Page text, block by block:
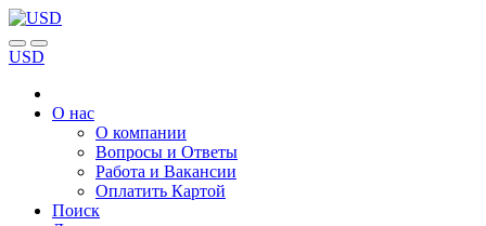
USD
О нас
О компании
Вопросы и Ответы
Работа и Вакансии
Оплатить Картой
Поиск